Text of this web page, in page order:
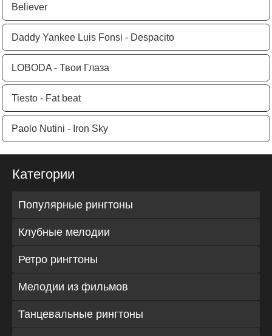
Believer
Daddy Yankee Luis Fonsi - Despacito
LOBODA - Твои Глаза
Tiesto - Fat beat
Paolo Nutini - Iron Sky
Категории
Популярные рингтоны
Клубные мелодии
Ретро рингтоны
Мелодии из фильмов
Танцевальные рингтоны